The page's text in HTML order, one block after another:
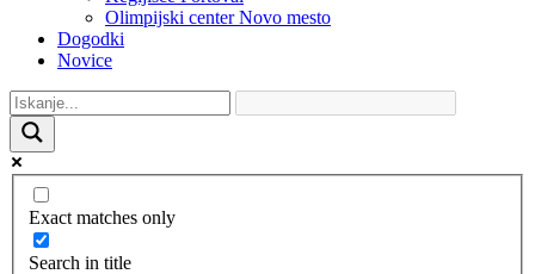
Olimpijski center Novo mesto
Dogodki
Novice
Exact matches only
Search in title